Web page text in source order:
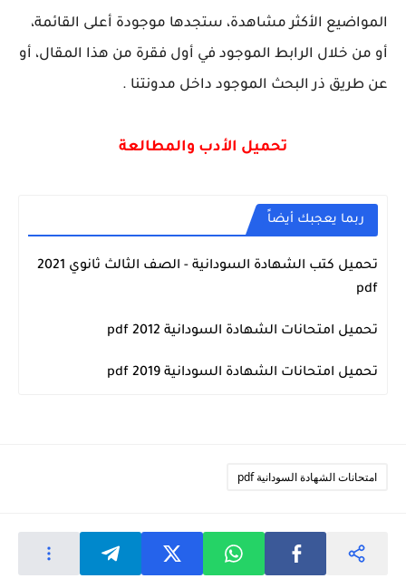
المواضيع الأكثر مشاهدة، ستجدها موجودة أعلى القائمة،
أو من خلال الرابط الموجود في أول فقرة من هذا المقال، أو
عن طريق ذر البحث الموجود داخل مدونتنا .
تحميل الأدب والمطالعة
ربما يعجبك أيضاً
امتحانات الشهادة السودانية pdf
تحميل كتب الشهادة السودانية - الصف الثالث ثانوي 2021
pdf
امتحانات الشهادة السودانية pdf
تحميل امتحانات الشهادة السودانية 2012 pdf
امتحانات الشهادة السودانية pdf
تحميل امتحانات الشهادة السودانية pdf 2019
امتحانات الشهادة السودانية pdf